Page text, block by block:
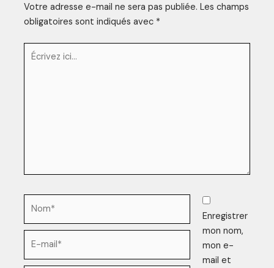
Votre adresse e-mail ne sera pas publiée. Les champs
obligatoires sont indiqués avec *
Enregistrer
mon nom,
mon e-
mail et